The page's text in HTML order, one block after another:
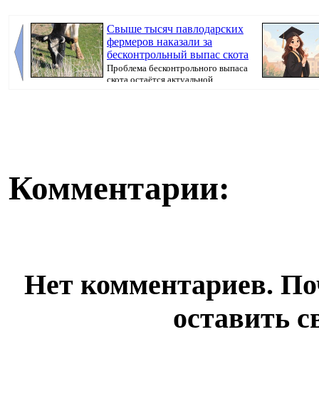
Свыше тысяч павлодарских
фермеров наказали за
бесконтрольный выпас скота
Проблема бесконтрольного выпаса
скота остаётся актуальной,
Комментарии:
Нет комментариев.
оставить